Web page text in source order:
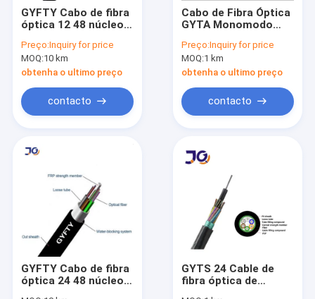
GYFTY Cabo de fibra
óptica 12 48 núcleo
óptico de conduta
externa de enterro
direto subterrâneo
Preço:Inquiry for price
MOQ:10 km
obtenha o ultimo preço
contacto
Cabo de Fibra Óptica
GYTA Monomodo
Blindado de Alumínio
para Duto Enterrado
Direto
Preço:Inquiry for price
MOQ:1 km
obtenha o ultimo preço
contacto
GYFTY Cabo de fibra
óptica 24 48 núcleo
GYTS 24 Cable de
fibra óptica de